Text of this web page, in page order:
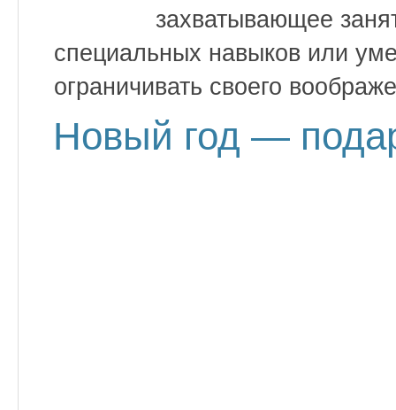
захватывающее
специальных навыков или
ограничивать своего
Новый год —